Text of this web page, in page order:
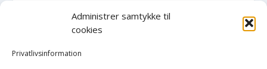
Administrer samtykke til
cookies
Privatlivsinformation
Hvidevarer
Køkken